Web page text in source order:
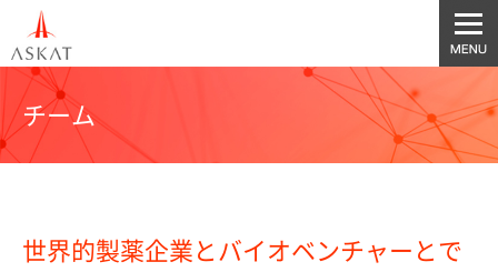
チーム
世界的製薬企業とバイオベンチャーとで